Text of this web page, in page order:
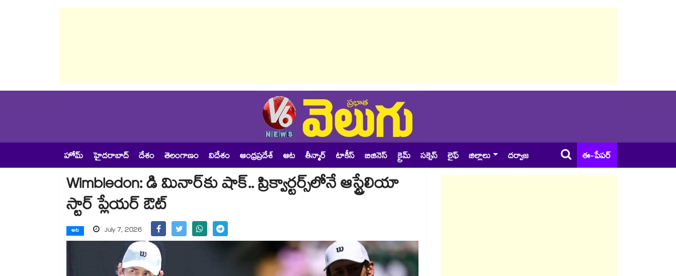
హోమ్ హైదరాబాద్ దేశం తెలంగాణం విదేశం ఆంధ్రప్రదేశ్ ఆట తీన్మార్ టాకీస్ బిజినెస్ క్రైమ్ సక్సెస్ లైఫ్ జిల్లాలు దర్వాజ ఈ-పేపర్
Wimbledon: డి మినార్‌కు షాక్‌.. ప్రిక్వార్టర్స్‌లోనే ఆస్ట్రేలియా
స్టార్‌ ప్లేయర్‌ ఔట్
ఆట July 7, 2026